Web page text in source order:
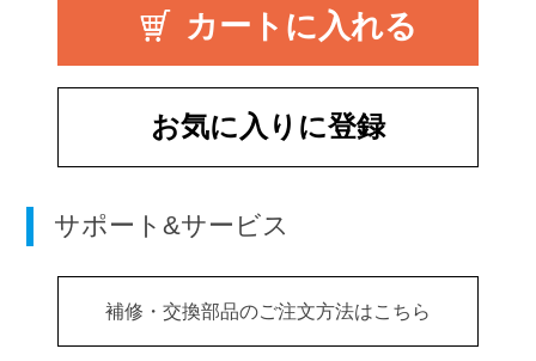
お気に入りに登録
サポート&サービス
補修・交換部品のご注文方法はこちら